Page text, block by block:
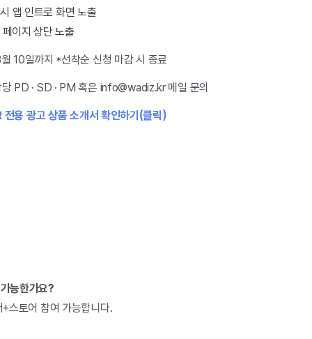
앱 인트로 화면 노출
이지 상단 노출
10일까지 *선착순 신청 마감 시 종료
PD · SD · PM 혹은 info@wadiz.kr 메일 문의
용 광고 상품 소개서 확인하기(클릭)
능한가요?
스토어 참여 가능합니다.